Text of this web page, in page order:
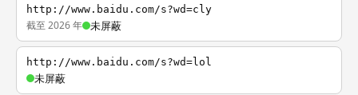
http://www.baidu.com/s?wd=cly
截至 2026 年 未屏蔽
http://www.baidu.com/s?wd=lol
未屏蔽